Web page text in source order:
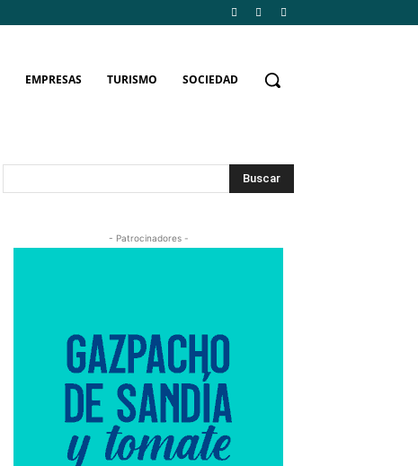
EMPRESAS TURISMO SOCIEDAD
Buscar
- Patrocinadores -